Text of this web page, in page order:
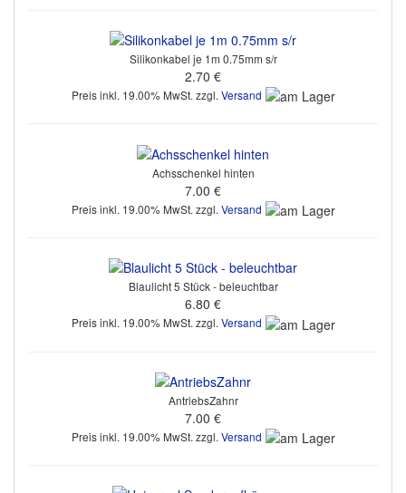
Silikonkabel je 1m 0.75mm s/r
2.70 €
Preis inkl. 19.00% MwSt. zzgl. Versand
Achsschenkel hinten
7.00 €
Preis inkl. 19.00% MwSt. zzgl. Versand
Blaulicht 5 Stück - beleuchtbar
6.80 €
Preis inkl. 19.00% MwSt. zzgl. Versand
AntriebsZahnr
7.00 €
Preis inkl. 19.00% MwSt. zzgl. Versand